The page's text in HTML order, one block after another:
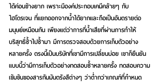
ได้ค่อนข้างยาก เพราะมีองค์ประกอบเคมีคล้ายๆ กับ
ไฮโดรเจน ที่แยกออกจากน้ำได้ยากและถือเป็นอันตรายต่อ
มนุษย์เหมือนกัน เพียงแต่ว่าการที่น้ำเสียที่ผ่านการทำให้
บริสุทธิ์ซ้ำไปซ้ำมา มีการตรวจสอบด้วยการเก็บตัวอย่าง
หลายครั้ง ตรงนี้เป็นบริษัทที่เขามีการเปลี่ยนบ่อย เขาก็ยืนยัน
แบบนี้ว่ามีการเก็บตัวอย่างทดสอบซ้ำหลายครั้ง ทดสอบความ
เข้มข้นของสารกัมมันตรังสีต่างๆ ว่าต่ำกว่าเกณฑ์ที่กำหนด